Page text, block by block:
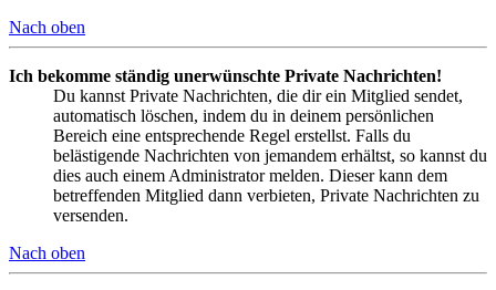
Nach oben
Ich bekomme ständig unerwünschte Private Nachrichten!
Du kannst Private Nachrichten, die dir ein Mitglied sendet,
automatisch löschen, indem du in deinem persönlichen
Bereich eine entsprechende Regel erstellst. Falls du
belästigende Nachrichten von jemandem erhältst, so kannst du
dies auch einem Administrator melden. Dieser kann dem
betreffenden Mitglied dann verbieten, Private Nachrichten zu
versenden.
Nach oben